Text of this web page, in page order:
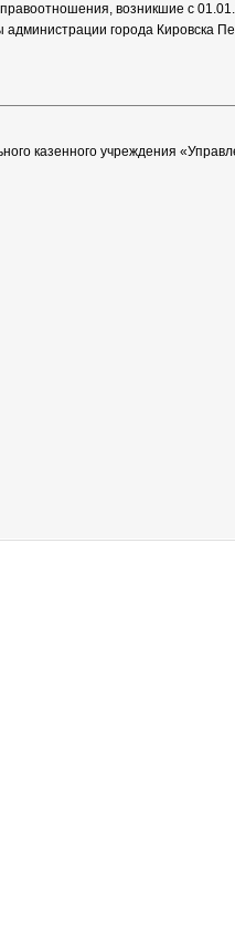
возникшие с
администрации города Кировска
казенного учреждения